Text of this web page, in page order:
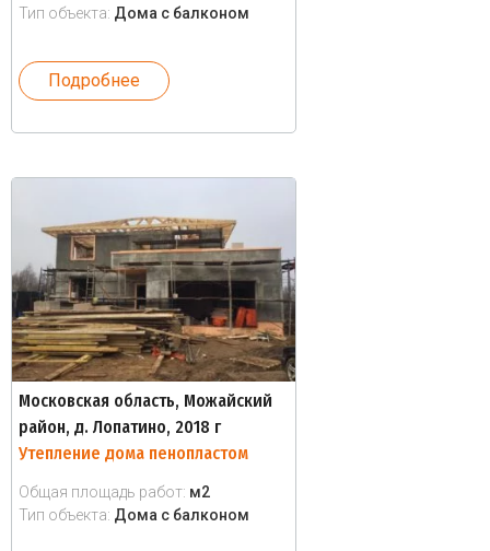
Тип объекта: Дома с балконом
Подробнее
Московская область, Можайский
район, д. Лопатино, 2018 г
Утепление дома пенопластом
Общая площадь работ: м2
Тип объекта: Дома с балконом